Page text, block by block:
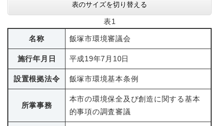
表のサイズを切り替える
表1
名称 飯塚市環境審議会
施行年月日 平成19年7月10日
設置根拠法令 飯塚市環境基本条例
所掌事務
本市の環境保全及び創造に関する基本
的事項の調査審議